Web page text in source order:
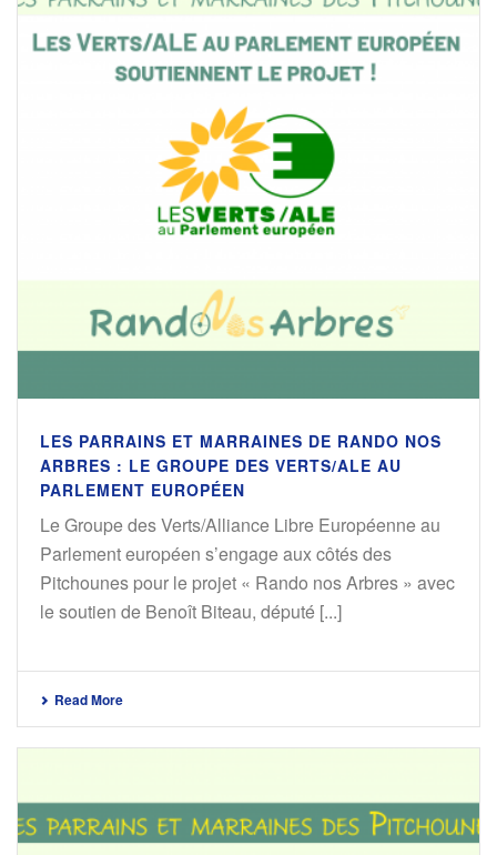
LES PARRAINS ET MARRAINES DE RANDO NOS
ARBRES : LE GROUPE DES VERTS/ALE AU
PARLEMENT EUROPÉEN
Le Groupe des Verts/Alliance Libre Européenne au
Parlement européen s’engage aux côtés des
Pitchounes pour le projet « Rando nos Arbres » avec
le soutien de Benoît Biteau, député [...]
Read More